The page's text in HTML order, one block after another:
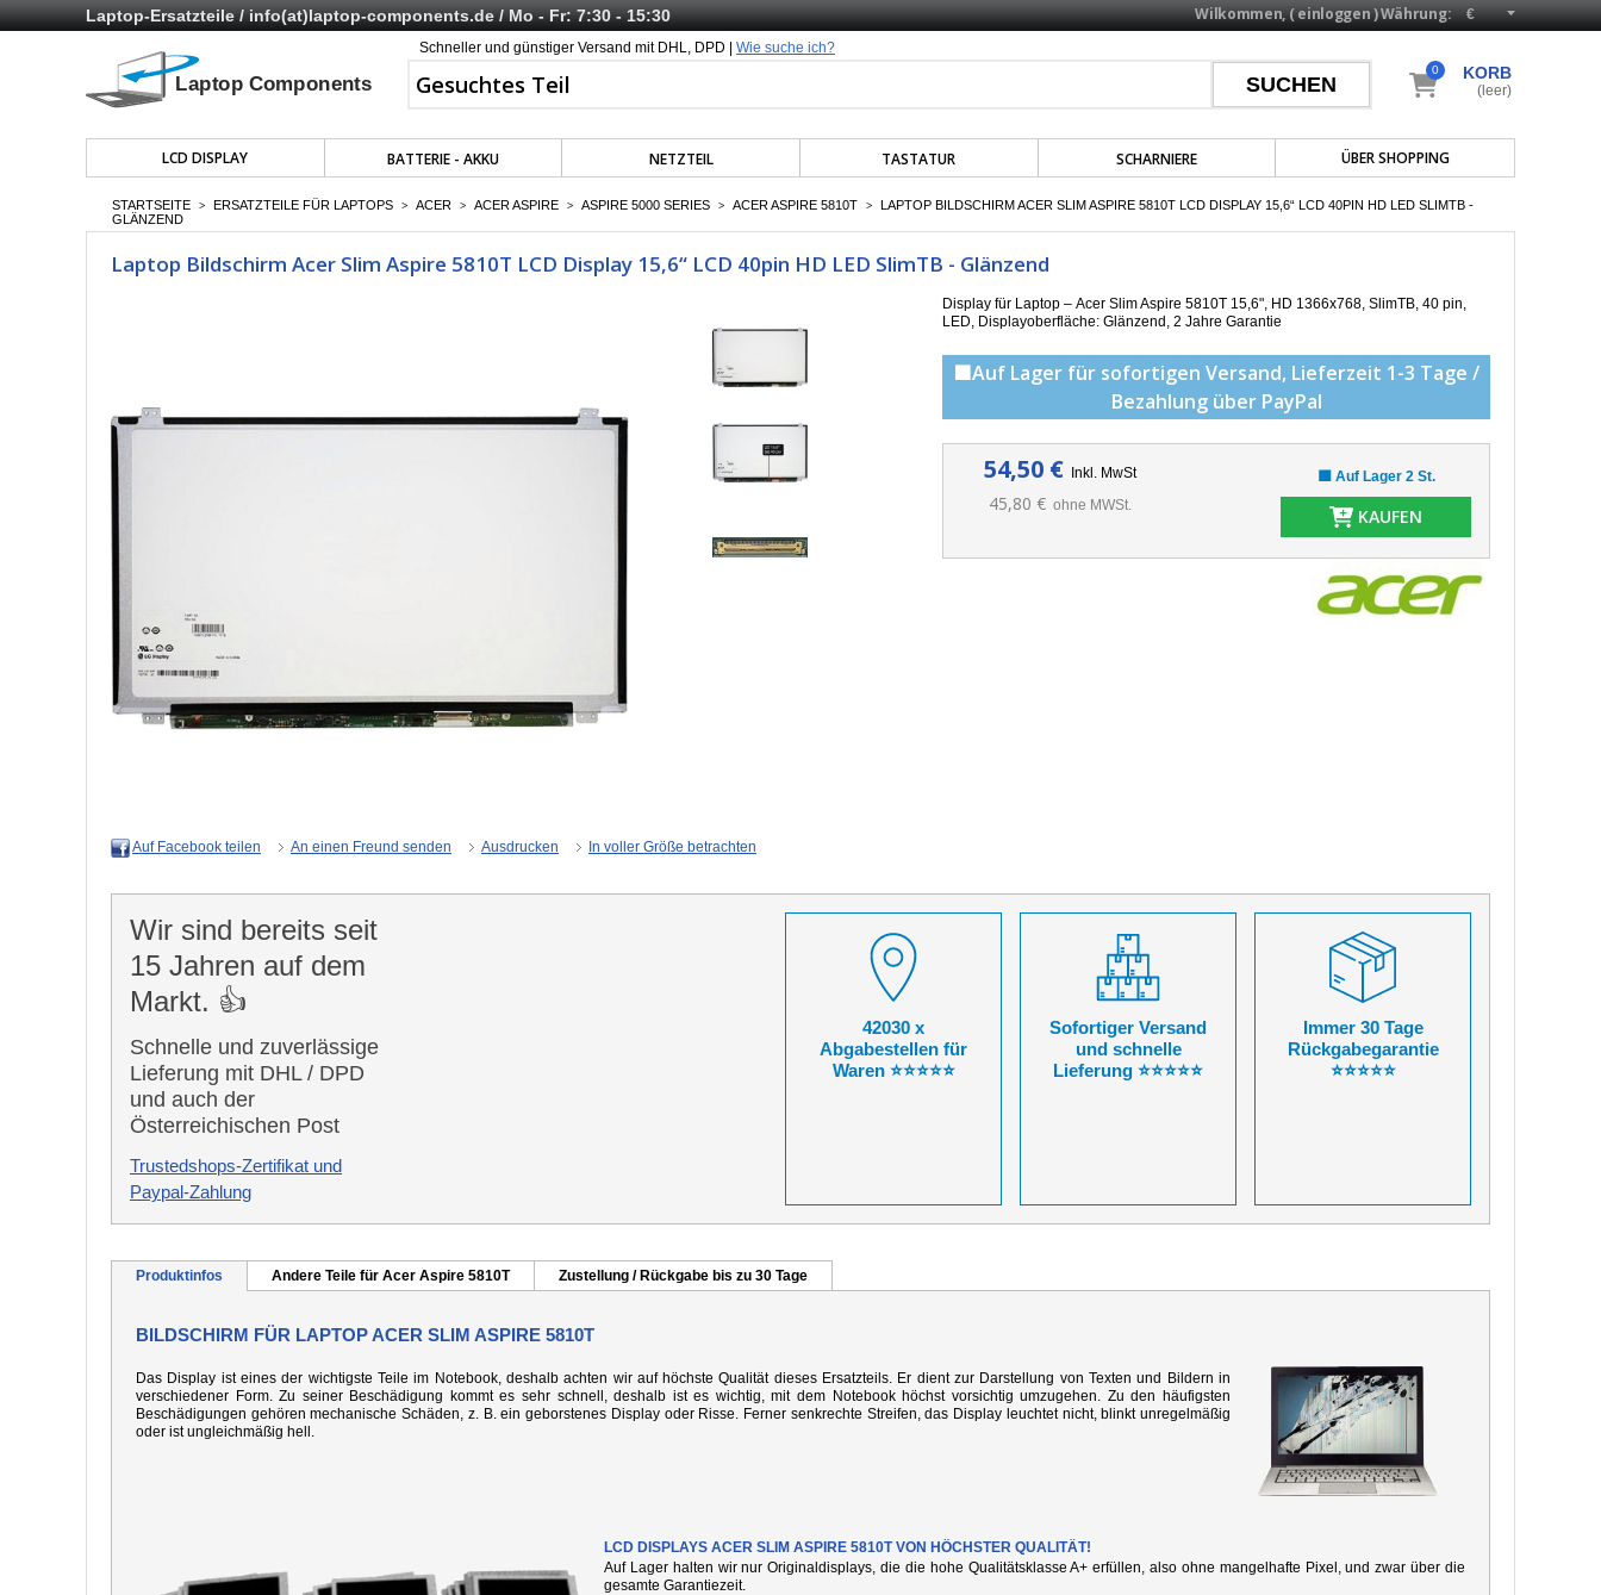
Laptop-Ersatzteile /info(at)laptop-components.de/ Mo - Fr: 7:30 - 15:30 Währung:
Wilkommen, (einloggen)
Schneller und günstiger Versand mit DHL, DPD | Wie suche ich?
LCD DISPLAY BATTERIE - AKKU NETZTEIL TASTATUR SCHARNIERE ÜBER SHOPPING
KORB
0
(leer)
STARTSEITE > ERSATZTEILE FÜR LAPTOPS > ACER > ACER ASPIRE > ASPIRE 5000 SERIES > ACER ASPIRE 5810T >
LAPTOP BILDSCHIRM ACER SLIM ASPIRE 5810T LCD DISPLAY 15,6“ LCD 40PIN HD LED SLIMTB -
GLÄNZEND
Laptop Bildschirm Acer Slim Aspire 5810T LCD Display 15,6“ LCD 40pin HD LED SlimTB - Glänzend
Display für Laptop – Acer Slim Aspire 5810T 15,6", HD 1366x768, SlimTB, 40 pin,
LED, Displayoberfläche: Glänzend , 2 Jahre Garantie
🟩Auf Lager für sofortigen Versand, Lieferzeit 1-3 Tage /
Bezahlung über PayPal
54,50 € Inkl. MwSt
45,80 € ohne MWSt.
🟩 Auf Lager 2 St.
KAUFEN
Auf Facebook teilen An einen Freund senden Ausdrucken In voller Größe betrachten
Wir sind bereits seit
15 Jahren auf dem
Markt. 👍
Schnelle und zuverlässige
Lieferung mit DHL / DPD
und auch der
Österreichischen Post
Trustedshops-Zertifikat und
Paypal-Zahlung
42030 x
Abgabestellen für
Waren ⭐⭐⭐⭐⭐
Sofortiger Versand
und schnelle
Lieferung ⭐⭐⭐⭐⭐
Immer 30 Tage
Rückgabegarantie
⭐⭐⭐⭐⭐
Produktinfos Andere Teile für Acer Aspire 5810T Zustellung / Rückgabe bis zu 30 Tage
BILDSCHIRM FÜR LAPTOP ACER SLIM ASPIRE 5810T
Das Display ist eines der wichtigste Teile im Notebook, deshalb achten wir auf höchste Qualität dieses Ersatzteils. Er dient zur Darstellung von Texten und Bildern in
verschiedener Form. Zu seiner Beschädigung kommt es sehr schnell, deshalb ist es wichtig, mit dem Notebook höchst vorsichtig umzugehen. Zu den häufigsten
Beschädigungen gehören mechanische Schäden, z. B. ein geborstenes Display oder Risse. Ferner senkrechte Streifen, das Display leuchtet nicht, blinkt unregelmäßig
oder ist ungleichmäßig hell.
LCD DISPLAYS ACER SLIM ASPIRE 5810T VON HÖCHSTER QUALITÄT!
Auf Lager halten wir nur Originaldisplays, die die hohe Qualitätsklasse A+ erfüllen, also ohne mangelhafte Pixel, und zwar über die
gesamte Garantiezeit.